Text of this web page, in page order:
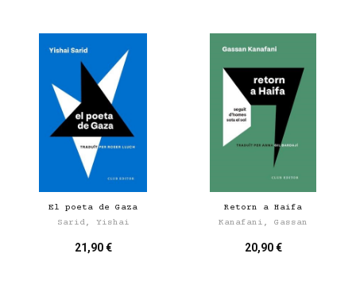
El poeta de Gaza
Sarid, Yishai
21,90 €
Retorn a Haifa
Kanafani, Gassan
20,90 €